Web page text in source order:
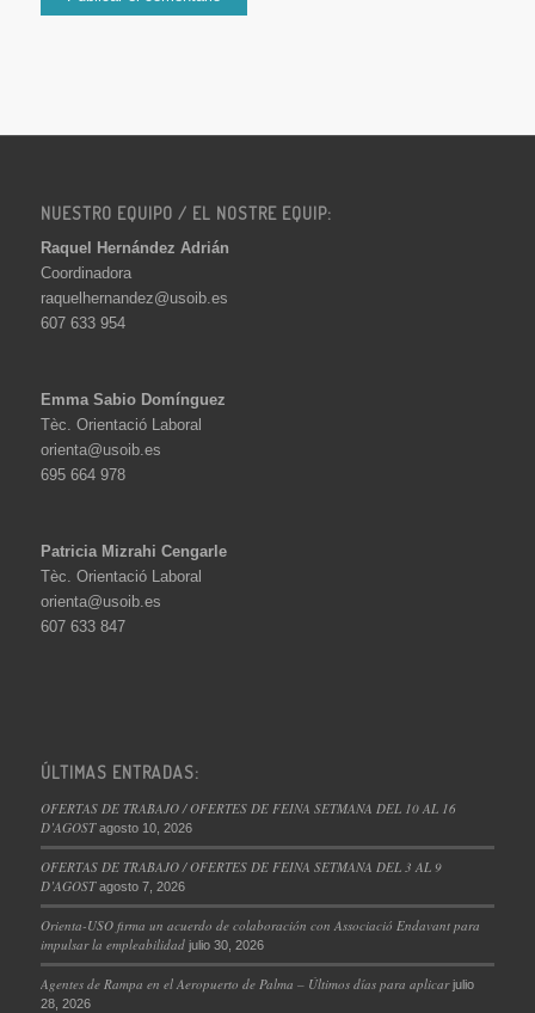
NUESTRO EQUIPO / EL NOSTRE EQUIP:
Raquel Hernández Adrián
Coordinadora
raquelhernandez@usoib.es
607 633 954
Emma Sabio Domínguez
Tèc. Orientació Laboral
orienta@usoib.es
695 664 978
Patricia Mizrahi Cengarle
Tèc. Orientació Laboral
orienta@usoib.es
607 633 847
ÚLTIMAS ENTRADAS:
OFERTAS DE TRABAJO / OFERTES DE FEINA SETMANA DEL 10 AL 16
D’AGOST agosto 10, 2026
OFERTAS DE TRABAJO / OFERTES DE FEINA SETMANA DEL 3 AL 9
D’AGOST agosto 7, 2026
Orienta-USO firma un acuerdo de colaboración con Associació Endavant para
impulsar la empleabilidad julio 30, 2026
Agentes de Rampa en el Aeropuerto de Palma – Últimos días para aplicar julio
28, 2026